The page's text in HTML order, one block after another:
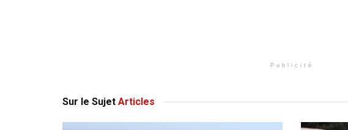
Publicité
Sur le Sujet Articles